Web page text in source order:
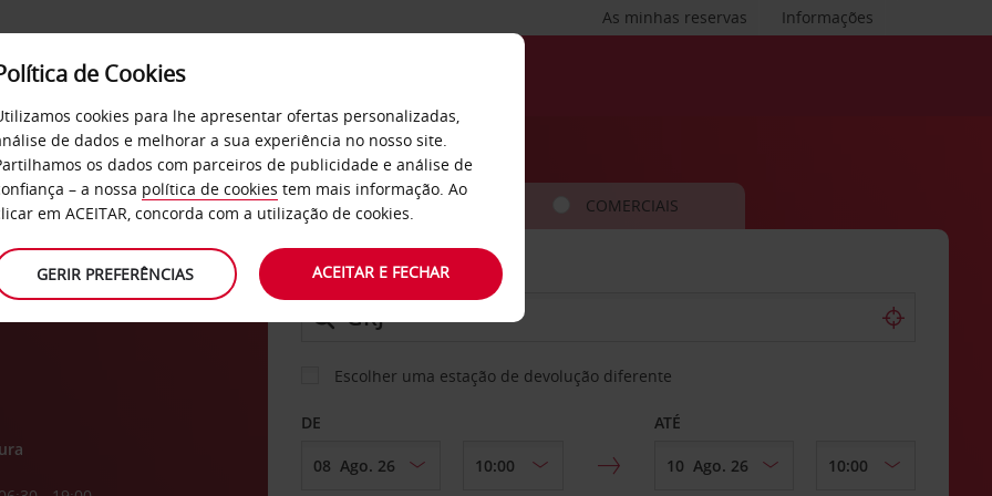
Informações
As minhas reservas
SERVIÇOS EMPRESAS
de
CARRO COMERCIAIS
LEVANTAR EM
Escolher uma estação de devolução diferente
DE ATÉ
de Cookies
cookies para lhe apresentar ofertas personalizadas,
de dados e melhorar a sua experiência no nosso site.
os dados com parceiros de publicidade e análise de
– a nossa política de cookies tem mais informação. Ao
em ACEITAR, concorda com a utilização de cookies.
GERIR PREFERÊNCIAS ACEITAR E FECHAR